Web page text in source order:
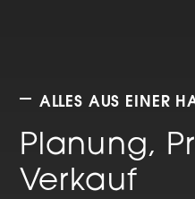
ALLES AUS EINER
Planung,
Verkauf